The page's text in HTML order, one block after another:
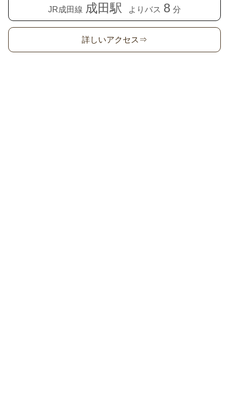
JR成田線 成田駅 よりバス 8 分
詳しいアクセス⇒